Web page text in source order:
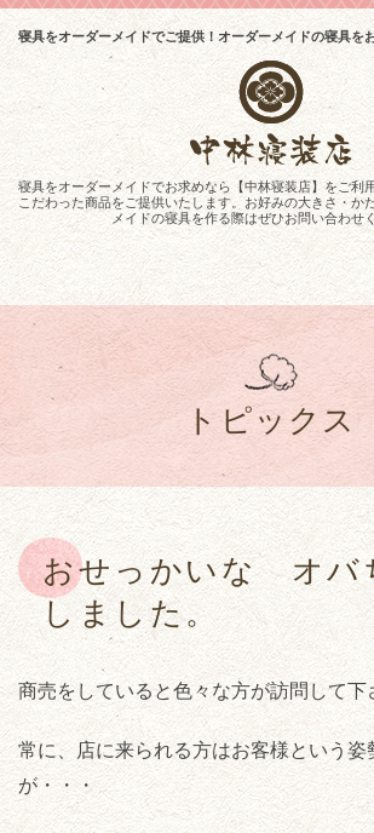
寝具をオーダーメイドでご提供！オーダーメイドの寝具を
寝具をオーダーメイドでお求めなら【中林寝装店】をご利
こだわった商品をご提供いたします。お好みの大きさ・か
メイドの寝具を作る際はぜひお問い合わせ
トピックス
おせっかいな オ
しました。
商売をしていると色々な方が訪問して下
常に、店に来られる方はお客様という姿
が・・・